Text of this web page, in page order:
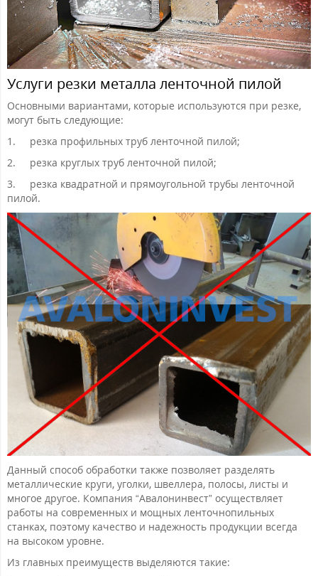
Услуги резки металла ленточной пилой
Основными вариантами, которые используются при резке,
могут быть следующие:
1.
резка профильных труб ленточной пилой;
2.
резка круглых труб ленточной пилой;
3.
резка квадратной и прямоугольной трубы ленточной
пилой.
Данный способ обработки также позволяет разделять
металлические круги, уголки, швеллера, полосы, листы и
многое другое. Компания “Авалонинвест” осуществляет
работы на современных и мощных ленточнопильных
станках, поэтому качество и надежность продукции всегда
на высоком уровне.
Из главных преимуществ выделяются такие: